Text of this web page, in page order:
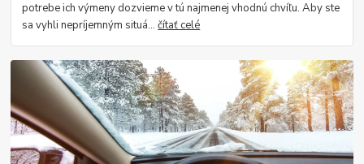
potrebe ich výmeny dozvieme v tú najmenej vhodnú chvíľu. Aby ste
sa vyhli nepríjemným situá...čítať celé